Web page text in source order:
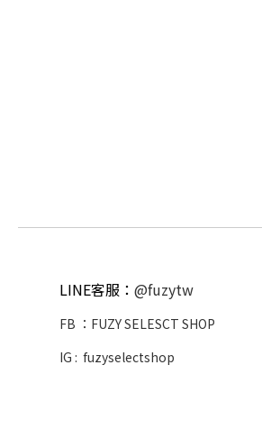
LINE客服： @fuzytw
FB ： FUZY SELESCT SHOP
IG : fuzyselectshop